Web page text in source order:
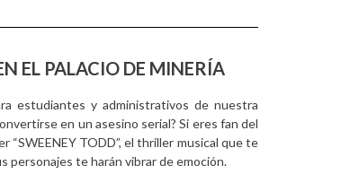
EL PALACIO DE MINERÍA
estudiantes y administrativos de nuestra
en un asesino serial? Si eres fan del
TODD”, el thriller musical que te
personajes te harán vibrar de emoción.